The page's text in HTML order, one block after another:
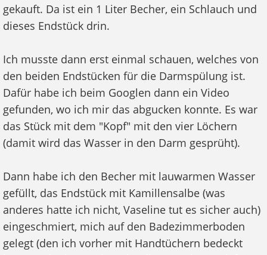
gekauft. Da ist ein 1 Liter Becher, ein Schlauch und
dieses Endstück drin.
Ich musste dann erst einmal schauen, welches von
den beiden Endstücken für die Darmspülung ist.
Dafür habe ich beim Googlen dann ein Video
gefunden, wo ich mir das abgucken konnte. Es war
das Stück mit dem "Kopf" mit den vier Löchern
(damit wird das Wasser in den Darm gesprüht).
Dann habe ich den Becher mit lauwarmen Wasser
gefüllt, das Endstück mit Kamillensalbe (was
anderes hatte ich nicht, Vaseline tut es sicher auch)
eingeschmiert, mich auf den Badezimmerboden
gelegt (den ich vorher mit Handtüchern bedeckt